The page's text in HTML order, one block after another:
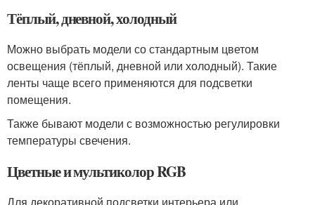
Тёплый, дневной, холодный
Можно выбрать модели со стандартным цветом
освещения (тёплый, дневной или холодный). Такие
ленты чаще всего применяются для подсветки
помещения.
Также бывают модели с возможностью регулировки
температуры свечения.
Цветные и мультиколор RGB